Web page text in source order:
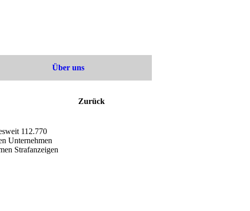
Über uns
112.770
Unternehmen
Strafanzeigen
Zurück